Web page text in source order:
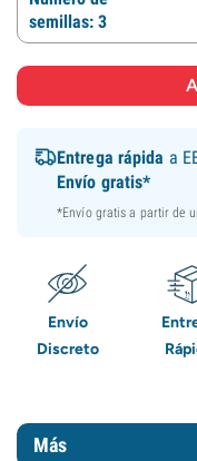
semillas: 3
Entrega rápida a
Envío gratis*
*Envío gratis a partir de
Envío
Discreto
Más